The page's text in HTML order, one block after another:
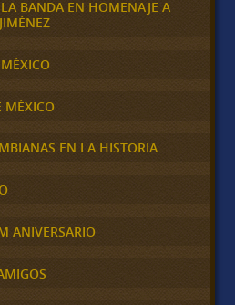
BANDA EN HOMENAJE A
MÉXICO
EN LA HISTORIA
ANIVERSARIO